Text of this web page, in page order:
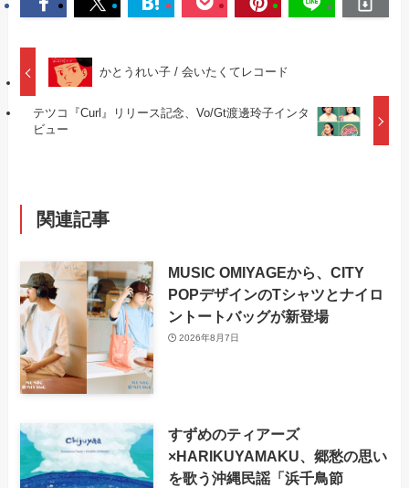
かとうれい子 / 会いたくてレコード
テツコ『Curl』リリース記念、Vo/Gt渡邊玲子インタ
ビュー
関連記事
MUSIC OMIYAGEから、CITY
POPデザインのTシャツとナイロ
ントートバッグが新登場
2026年8月7日
すずめのティアーズ
×HARIKUYAMAKU、郷愁の思い
を歌う沖縄民謡「浜千鳥節